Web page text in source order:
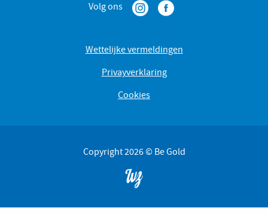
Volg ons
Wettelijke vermeldingen
Privayverklaring
Cookies
Copyright 2026 © Be Gold